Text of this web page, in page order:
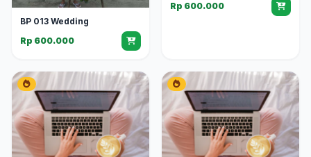
BP 013 Wedding
Rp 600.000
Rp 600.000